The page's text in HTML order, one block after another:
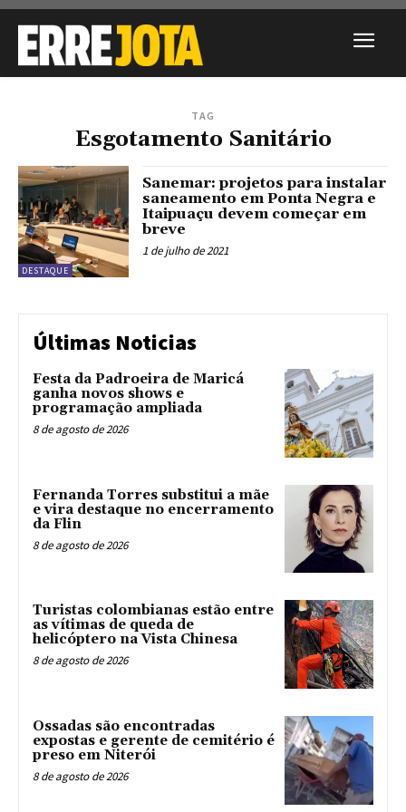
TAG
Esgotamento Sanitário
DESTAQUE
Sanemar: projetos para instalar
saneamento em Ponta Negra e
Itaipuaçu devem começar em
breve
1 de julho de 2021
Últimas Noticias
Festa da Padroeira de Maricá
ganha novos shows e
programação ampliada
8 de agosto de 2026
Fernanda Torres substitui a mãe
e vira destaque no encerramento
da Flin
8 de agosto de 2026
Turistas colombianas estão entre
as vítimas de queda de
helicóptero na Vista Chinesa
8 de agosto de 2026
Ossadas são encontradas
expostas e gerente de cemitério é
preso em Niterói
8 de agosto de 2026